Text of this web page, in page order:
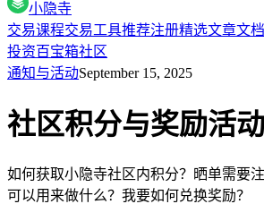
小隐寺
交易课程交易工具推荐注册精选文章文档
投资百宝箱社区
通知与活动September 15, 2025
社区积分与奖励活动
如何获取小隐寺社区内积分？晒单需要
可以用来做什么？我要如何兑换奖励？